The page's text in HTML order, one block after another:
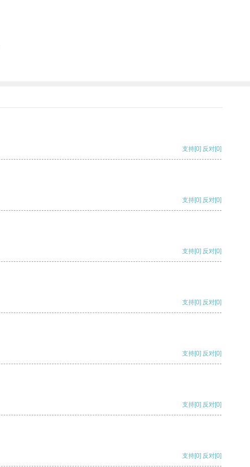
支持[0] 反对[0]
支持[0] 反对[0]
支持[0] 反对[0]
支持[0] 反对[0]
支持[0] 反对[0]
支持[0] 反对[0]
支持[0] 反对[0]